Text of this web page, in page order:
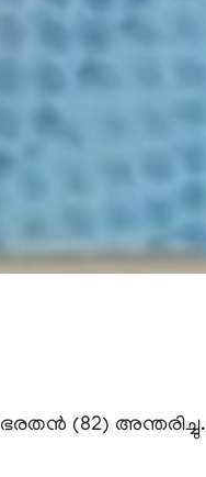
(82) അന്തരിച്ചു.